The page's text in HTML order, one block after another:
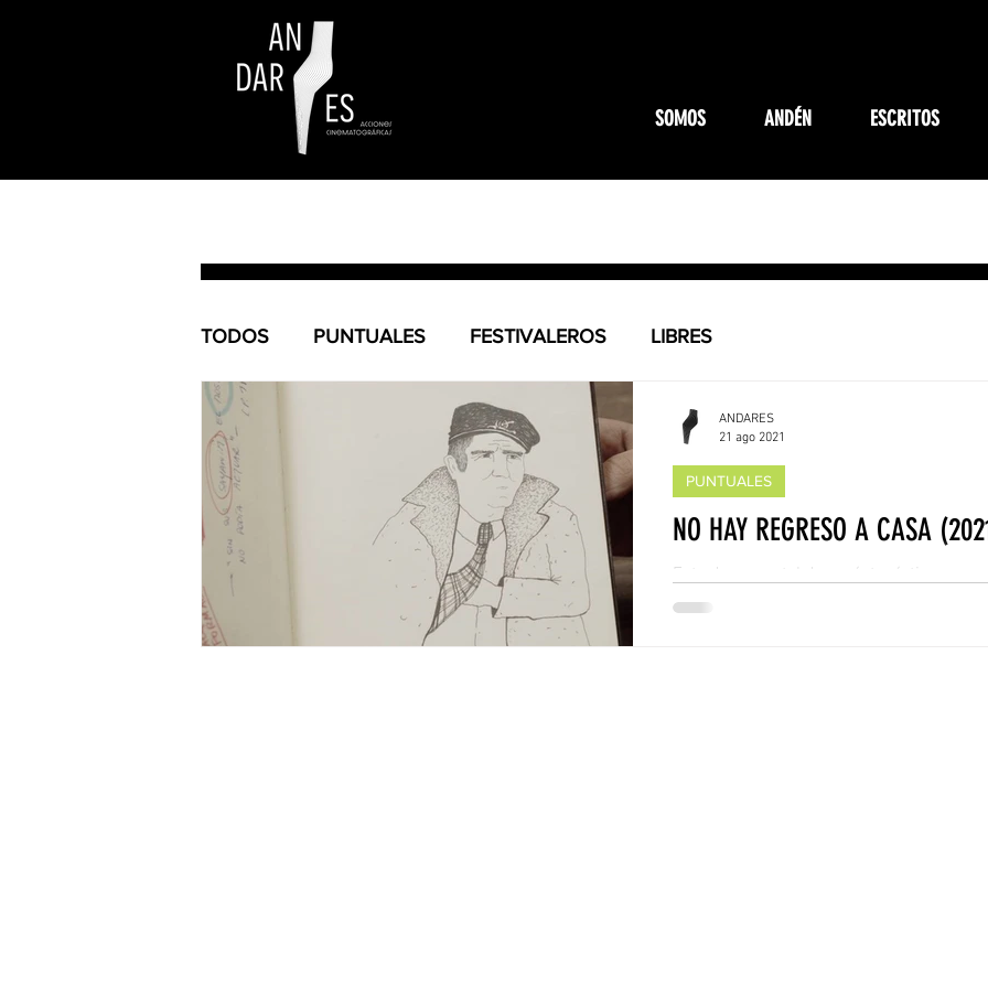
SOMOS ANDÉN ESCRITOS
TODOS PUNTUALES FESTIVALEROS LIBRES
NO HAY REGRESO A CASA
Este documental de carácter íntimo se
otorga los recursos informáticos
PUNTUALES
ANDARES
21 ago 2021